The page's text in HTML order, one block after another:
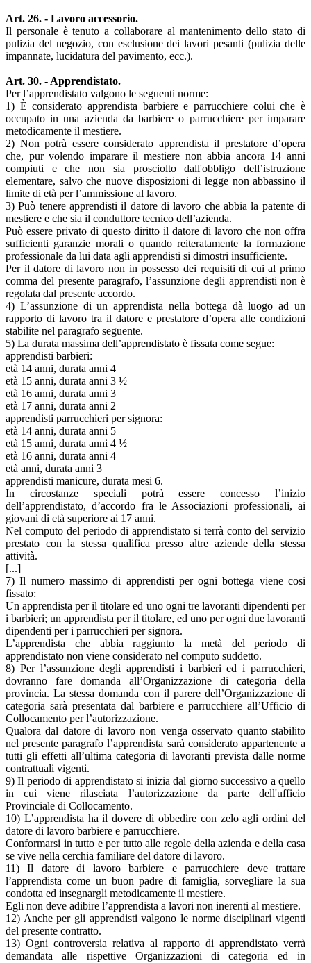
Art. 26. - Lavoro accessorio.
Il personale è tenuto a collaborare al mantenimento dello stato di
pulizia del negozio, con esclusione dei lavori pesanti (pulizia delle
impannate, lucidatura del pavimento, ecc.).
Art. 30. - Apprendistato.
Per l’apprendistato valgono le seguenti norme:
1) È considerato apprendista barbiere e parrucchiere colui che è
occupato in una azienda da barbiere o parrucchiere per imparare
metodicamente il mestiere.
2) Non potrà essere considerato apprendista il prestatore d’opera
che, pur volendo imparare il mestiere non abbia ancora 14 anni
compiuti e che non sia prosciolto dall'obbligo dell’istruzione
elementare, salvo che nuove disposizioni di legge non abbassino il
limite di età per l’ammissione al lavoro.
3) Può tenere apprendisti il datore di lavoro che abbia la patente di
mestiere e che sia il conduttore tecnico dell’azienda.
Può essere privato di questo diritto il datore di lavoro che non offra
sufficienti garanzie morali o quando reiteratamente la formazione
professionale da lui data agli apprendisti si dimostri insufficiente.
Per il datore di lavoro non in possesso dei requisiti di cui al primo
comma del presente paragrafo, l’assunzione degli apprendisti non è
regolata dal presente accordo.
4) L’assunzione di un apprendista nella bottega dà luogo ad un
rapporto di lavoro tra il datore e prestatore d’opera alle condizioni
stabilite nel paragrafo seguente.
5) La durata massima dell’apprendistato è fissata come segue:
apprendisti barbieri:
età 14 anni, durata anni 4
età 15 anni, durata anni 3 ½
età 16 anni, durata anni 3
età 17 anni, durata anni 2
apprendisti parrucchieri per signora:
età 14 anni, durata anni 5
età 15 anni, durata anni 4 ½
età 16 anni, durata anni 4
età anni, durata anni 3
apprendisti manicure, durata mesi 6.
In circostanze speciali potrà essere concesso l’inizio
dell’apprendistato, d’accordo fra le Associazioni professionali, ai
giovani di età superiore ai 17 anni.
Nel computo del periodo di apprendistato si terrà conto del servizio
prestato con la stessa qualifica presso altre aziende della stessa
attività.
[...]
7) Il numero massimo di apprendisti per ogni bottega viene cosi
fissato:
Un apprendista per il titolare ed uno ogni tre lavoranti dipendenti per
i barbieri; un apprendista per il titolare, ed uno per ogni due lavoranti
dipendenti per i parrucchieri per signora.
L’apprendista che abbia raggiunto la metà del periodo di
apprendistato non viene considerato nel computo suddetto.
8) Per l’assunzione degli apprendisti i barbieri ed i parrucchieri,
dovranno fare domanda all’Organizzazione di categoria della
provincia. La stessa domanda con il parere dell’Organizzazione di
categoria sarà presentata dal barbiere e parrucchiere all’Ufficio di
Collocamento per l’autorizzazione.
Qualora dal datore di lavoro non venga osservato quanto stabilito
nel presente paragrafo l’apprendista sarà considerato appartenente a
tutti gli effetti all’ultima categoria di lavoranti prevista dalle norme
contrattuali vigenti.
9) Il periodo di apprendistato si inizia dal giorno successivo a quello
in cui viene rilasciata l’autorizzazione da parte dell'ufficio
Provinciale di Collocamento.
10) L’apprendista ha il dovere di obbedire con zelo agli ordini del
datore di lavoro barbiere e parrucchiere.
Conformarsi in tutto e per tutto alle regole della azienda e della casa
se vive nella cerchia familiare del datore di lavoro.
11) Il datore di lavoro barbiere e parrucchiere deve trattare
l’apprendista come un buon padre di famiglia, sorvegliare la sua
condotta ed insegnargli metodicamente il mestiere.
Egli non deve adibire l’apprendista a lavori non inerenti al mestiere.
12) Anche per gli apprendisti valgono le norme disciplinari vigenti
del presente contratto.
13) Ogni controversia relativa al rapporto di apprendistato verrà
demandata alle rispettive Organizzazioni di categoria ed in